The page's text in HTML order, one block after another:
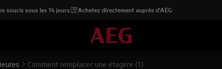
soucis sous les 14 jours Achetez directement auprès d'AEG
Comment remplacer une étagère (1)